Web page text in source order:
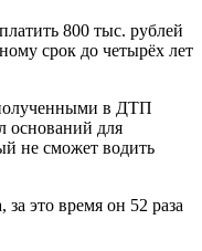
800 тыс. рублей
срок до четырёх лет
полученными в ДТП
оснований для
не сможет водить
это время он 52 раза